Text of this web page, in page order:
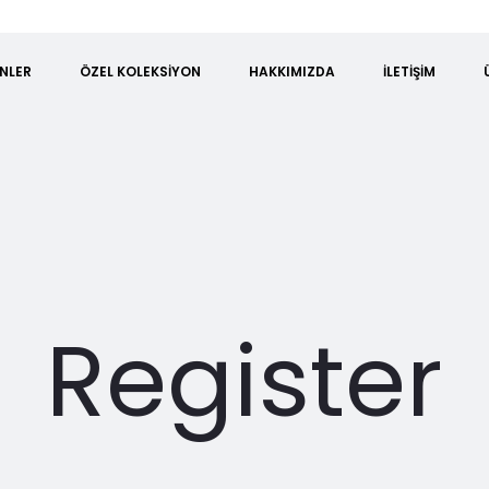
ÖZEL KOLEKSIYON HAKKIMIZDA İLETIŞIM
Register